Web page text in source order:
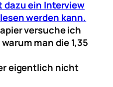
dazu ein Interview
werden kann.
versuche ich
man die 1,35
eigentlich nicht